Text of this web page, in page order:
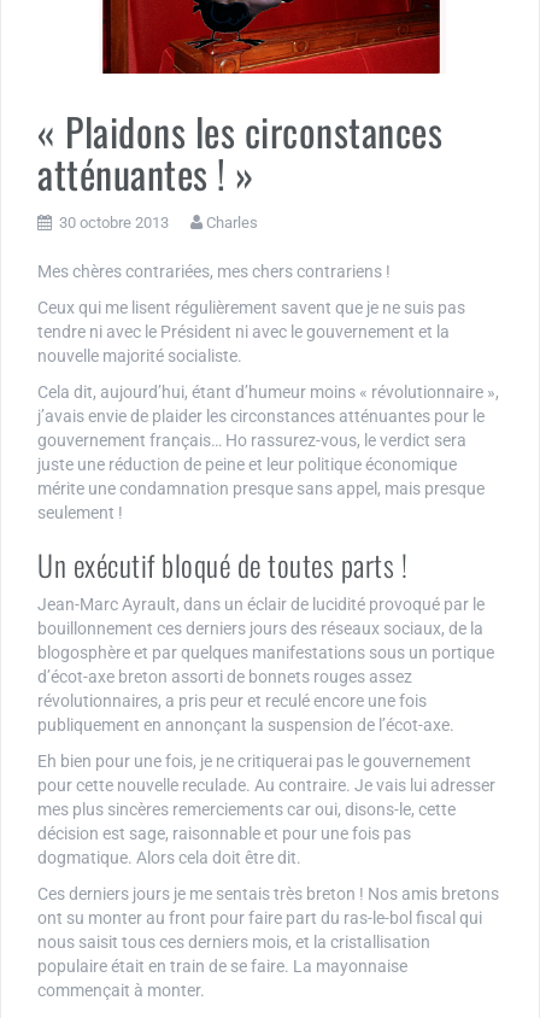
« Plaidons les circonstances
atténuantes ! »
30 octobre 2013 Charles
Mes chères contrariées, mes chers contrariens !
Ceux qui me lisent régulièrement savent que je ne suis pas
tendre ni avec le Président ni avec le gouvernement et la
nouvelle majorité socialiste.
Cela dit, aujourd’hui, étant d’humeur moins « révolutionnaire »,
j’avais envie de plaider les circonstances atténuantes pour le
gouvernement français… Ho rassurez-vous, le verdict sera
juste une réduction de peine et leur politique économique
mérite une condamnation presque sans appel, mais presque
seulement !
Un exécutif bloqué de toutes parts !
Jean-Marc Ayrault, dans un éclair de lucidité provoqué par le
bouillonnement ces derniers jours des réseaux sociaux, de la
blogosphère et par quelques manifestations sous un portique
d’écot-axe breton assorti de bonnets rouges assez
révolutionnaires, a pris peur et reculé encore une fois
publiquement en annonçant la suspension de l’écot-axe.
Eh bien pour une fois, je ne critiquerai pas le gouvernement
pour cette nouvelle reculade. Au contraire. Je vais lui adresser
mes plus sincères remerciements car oui, disons-le, cette
décision est sage, raisonnable et pour une fois pas
dogmatique. Alors cela doit être dit.
Ces derniers jours je me sentais très breton ! Nos amis bretons
ont su monter au front pour faire part du ras-le-bol fiscal qui
nous saisit tous ces derniers mois, et la cristallisation
populaire était en train de se faire. La mayonnaise
commençait à monter.